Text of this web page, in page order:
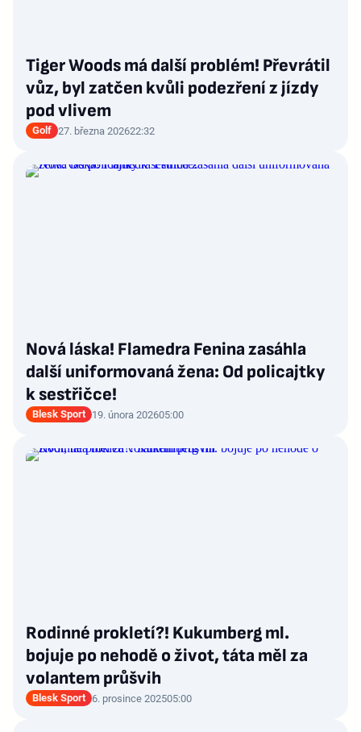
Tiger Woods má další problém! Převrátil
vůz, byl zatčen kvůli podezření z jízdy
pod vlivem
Golf 27. března 202622:32
Nová láska! Flamedra Fenina zasáhla
další uniformovaná žena: Od policajtky
k sestřičce!
Blesk Sport 19. února 202605:00
Rodinné prokletí?! Kukumberg ml.
bojuje po nehodě o život, táta měl za
volantem průšvih
Blesk Sport 6. prosince 202505:00